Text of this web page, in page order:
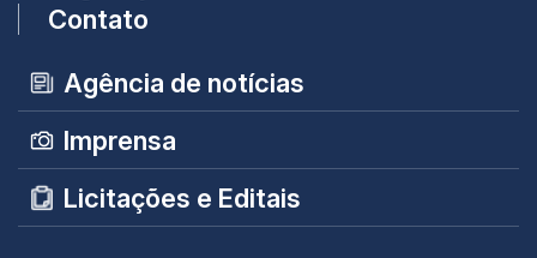
Contato
Agência de notícias
Imprensa
Licitações e Editais